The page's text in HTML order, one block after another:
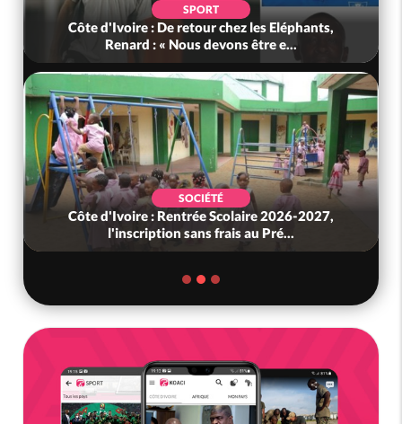
SPORT
Côte d'Ivoire : De retour chez les Eléphants,
Renard : « Nous devons être e...
SOCIÉTÉ
Côte d'Ivoire : Rentrée Scolaire 2026-2027,
l'inscription sans frais au Pré...